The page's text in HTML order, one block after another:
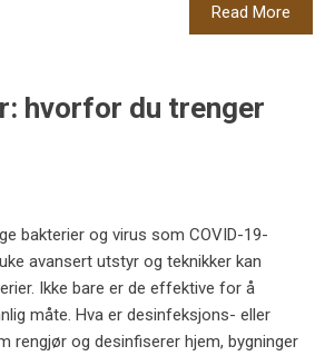
Read More
hvorfor du trenger
bakterier og virus som COVID-19-
avansert utstyr og teknikker kan
Ikke bare er de effektive for å
måte. Hva er desinfeksjons- eller
rengjør og desinfiserer hjem, bygninger